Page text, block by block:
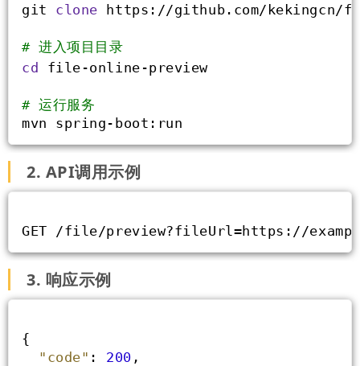
git clone https://github.com/kekingcn/
# 进入项目目录
cd file-online-preview
# 运行服务
mvn spring-boot:run
2. API调用示例
GET /file/preview?fileUrl=https://
3. 响应示例
{
"code" : 200 ,